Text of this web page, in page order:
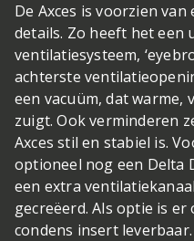
De Axces is voorzien
details. Zo heeft het een
ventilatiesysteem,
achterste
een vacuüm, dat warme,
zuigt. Ook verminderen
Axces stil en stabiel is.
optioneel nog een Delta
een extra
gecreëerd. Als optie is
condens insert